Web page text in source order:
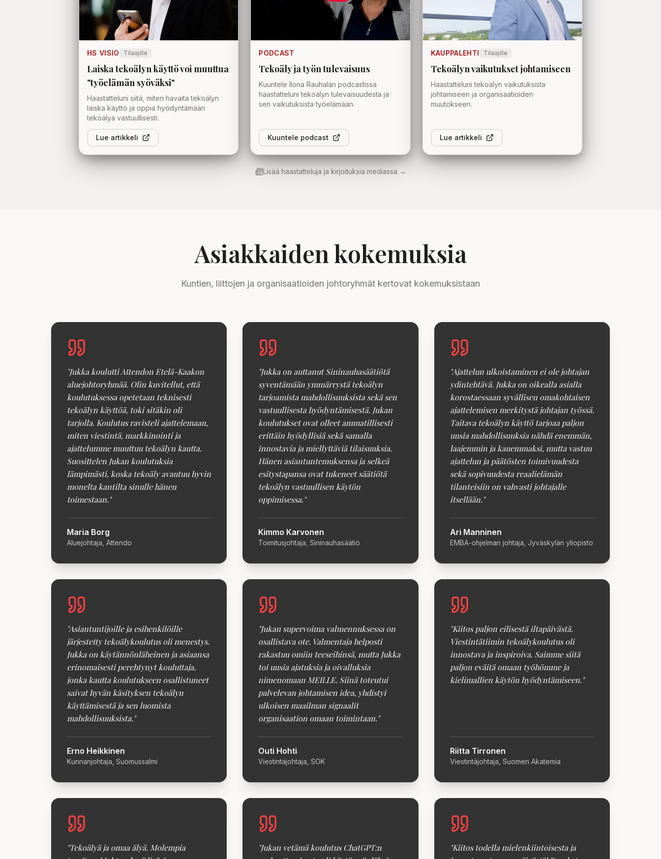
HS VISIO Tilaajille
Laiska tekoälyn käyttö voi muuttua
"työelämän syöväksi"
Haastatteluni siitä, miten havaita tekoälyn
laiska käyttö ja oppia hyödyntämään
tekoälyä vastuullisesti.
Lue artikkeli
PODCAST
Tekoäly ja työn tulevaisuus
Kuuntele Ilona Rauhalan podcastissa
haastatteluni tekoälyn tulevaisuudesta ja
sen vaikutuksista työelämään.
Kuuntele podcast
KAUPPALEHTI Tilaajille
Tekoälyn vaikutukset johtamiseen
Haastatteluni tekoälyn vaikutuksista
johtamiseen ja organisaatioiden
muutokseen.
Lue artikkeli
Lisää haastatteluja ja kirjoituksia mediassa →
Asiakkaiden kokemuksia
Kuntien, liittojen ja organisaatioiden johtoryhmät kertovat kokemuksistaan
"Jukka koulutti Attendon Etelä-Kaakon
aluejohtoryhmää. Olin kuvitellut, että
koulutuksessa opetetaan teknisesti
tekoälyn käyttöä, toki sitäkin oli
tarjolla. Koulutus ravisteli ajattelemaan,
miten viestintä, markkinointi ja
ajattelumme muuttuu tekoälyn kautta.
Suosittelen Jukan koulutuksia
lämpimästi, koska tekoäly avautuu hyvin
monelta kantilta sinulle hänen
toimestaan."
Maria Borg
Aluejohtaja, Attendo
"Jukka on auttanut Sininauhasäätiötä
syventämään ymmärrystä tekoälyn
tarjoamista mahdollisuuksista sekä sen
vastuullisesta hyödyntämisestä. Jukan
koulutukset ovat olleet ammatillisesti
erittäin hyödyllisiä sekä samalla
innostavia ja miellyttäviä tilaisuuksia.
Hänen asiantuntemuksensa ja selkeä
esitystapansa ovat tukeneet säätiötä
tekoälyn vastuullisen käytön
oppimisessa."
Kimmo Karvonen
Toimitusjohtaja, Sininauhasäätiö
"Ajattelun ulkoistaminen ei ole johtajan
ydintehtävä. Jukka on oikealla asialla
korostaessaan syvällisen omakohtaisen
ajattelemisen merkitystä johtajan työssä.
Taitava tekoälyn käyttö tarjoaa paljon
uusia mahdollisuuksia nähdä enemmän,
laajemmin ja kauemmaksi, mutta vastuu
ajattelun ja päätösten toimivuudesta
sekä sopivuudesta reaalielämän
tilanteisiin on vahvasti johtajalle
itsellään."
Ari Manninen
EMBA-ohjelman johtaja, Jyväskylän yliopisto
"Asiantuntijoille ja esihenkilöille
järjestetty tekoälykoulutus oli menestys.
Jukka on käytännönläheinen ja asiaansa
erinomaisesti perehtynyt kouluttaja,
jonka kautta koulutukseen osallistuneet
saivat hyvän käsityksen tekoälyn
käyttämisestä ja sen luomista
mahdollisuuksista."
Erno Heikkinen
Kunnanjohtaja, Suomussalmi
"Jukan supervoima valmennuksessa on
osallistava ote. Valmentaja helposti
rakastuu omiin teeseihinsä, mutta Jukka
toi uusia ajatuksia ja oivalluksia
nimenomaan MEILLE. Siinä toteutui
palvelevan johtamisen idea, yhdistyi
ulkoisen maailman signaalit
organisaation omaan toimintaan."
Outi Hohti
Viestintäjohtaja, SOK
"Kiitos paljon eilisestä iltapäivästä.
Viestintätiimin tekoälykoulutus oli
innostava ja inspiroiva. Saimme siitä
paljon eväitä omaan työhömme ja
kielimallien käytön hyödyntämiseen."
Riitta Tirronen
Viestintäjohtaja, Suomen Akatemia
"Tekoälyä ja omaa älyä. Molempia
"Jukan vetämä koulutus ChatGPT:n
"Kiitos todella mielenkiintoisesta ja